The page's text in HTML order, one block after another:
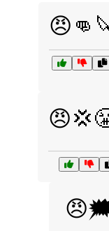
pilihan? Jelajahi
baru dalam